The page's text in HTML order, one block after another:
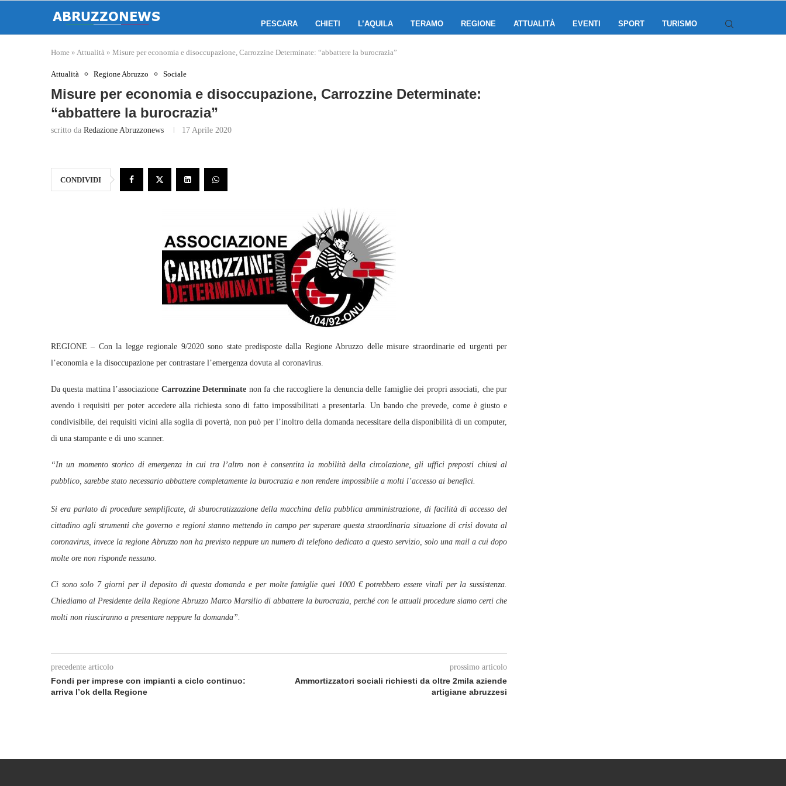
PESCARA CHIETI L’AQUILA TERAMO REGIONE ATTUALITÀ EVENTI SPORT TURISMO
Home » Attualità » Misure per economia e disoccupazione, Carrozzine Determinate: “abbattere la burocrazia”
Attualità Regione Abruzzo Sociale
Misure per economia e disoccupazione, Carrozzine Determinate:
“abbattere la burocrazia”
scritto da Redazione Abruzzonews 17 Aprile 2020
CONDIVIDI
REGIONE – Con la legge regionale 9/2020 sono state predisposte dalla Regione Abruzzo delle misure straordinarie ed urgenti per
l’economia e la disoccupazione per contrastare l’emergenza dovuta al coronavirus.
Da questa mattina l’associazione Carrozzine Determinate non fa che raccogliere la denuncia delle famiglie dei propri associati, che pur
avendo i requisiti per poter accedere alla richiesta sono di fatto impossibilitati a presentarla. Un bando che prevede, come è giusto e
condivisibile, dei requisiti vicini alla soglia di povertà, non può per l’inoltro della domanda necessitare della disponibilità di un computer,
di una stampante e di uno scanner.
“In un momento storico di emergenza in cui tra l’altro non è consentita la mobilità della circolazione, gli uffici preposti chiusi al
pubblico, sarebbe stato necessario abbattere completamente la burocrazia e non rendere impossibile a molti l’accesso ai benefici.
Si era parlato di procedure semplificate, di sburocratizzazione della macchina della pubblica amministrazione, di facilità di accesso del
cittadino agli strumenti che governo e regioni stanno mettendo in campo per superare questa straordinaria situazione di crisi dovuta al
coronavirus, invece la regione Abruzzo non ha previsto neppure un numero di telefono dedicato a questo servizio, solo una mail a cui dopo
molte ore non risponde nessuno.
Ci sono solo 7 giorni per il deposito di questa domanda e per molte famiglie quei 1000 € potrebbero essere vitali per la sussistenza.
Chiediamo al Presidente della Regione Abruzzo Marco Marsilio di abbattere la burocrazia, perché con le attuali procedure siamo certi che
molti non riusciranno a presentare neppure la domanda”.
precedente articolo
Fondi per imprese con impianti a ciclo continuo:
arriva l’ok della Regione
prossimo articolo
Ammortizzatori sociali richiesti da oltre 2mila aziende
artigiane abruzzesi